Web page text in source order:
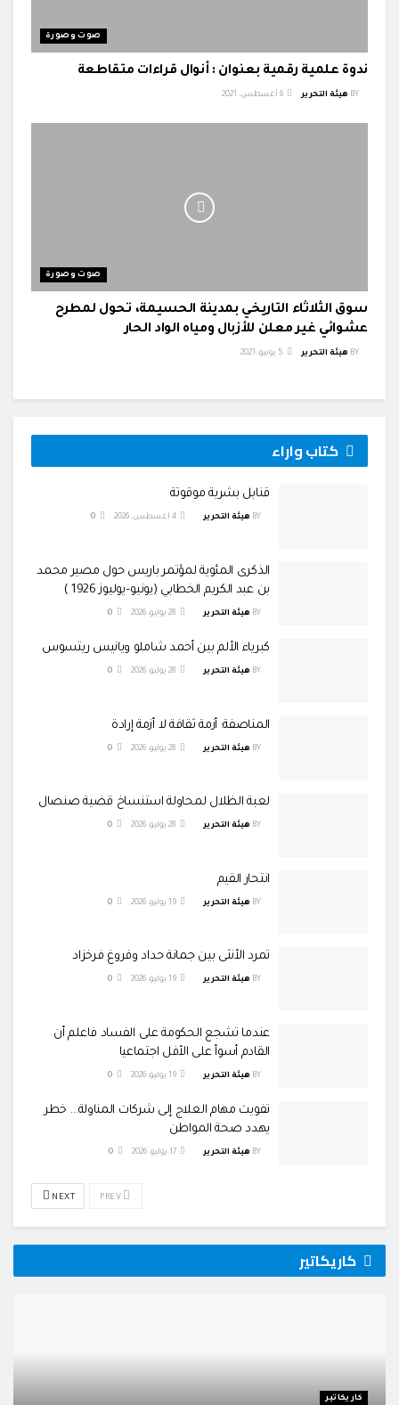
صوت وصورة
ندوة علمية رقمية بعنوان : أنوال قراءات متقاطعة
BY هيئة التحرير
صوت وصورة
سوق الثلاثاء التاريخي بمدينة الحسيمة، تحول لمطرح
عشوائي غير معلن للأزبال ومياه الواد الحار
BY هيئة التحرير
كتاب واراء
قنابل بشرية موقوتة
BY هيئة التحرير
الذكرى المئوية لمؤتمر باريس حول مصير محمد
بن عبد الكريم الخطابي (يونيو–يوليوز 1926 )
BY هيئة التحرير
كبرياء الألم بين أحمد شاملو ويانيس ريتسوس
BY هيئة التحرير
المناصفة: أزمة ثقافة لا أزمة إرادة
BY هيئة التحرير
لعبة الظلال لمحاولة استنساخ قضية صنصال
BY هيئة التحرير
انتحار القيم
BY هيئة التحرير
تمرد الأنثى بين جمانة حداد وفروغ فرخزاد
BY هيئة التحرير
عندما تشجع الحكومة على الفساد فاعلم أن
القادم أسوأ على الأفل اجتماعيا
BY هيئة التحرير
تفويت مهام العلاج إلى شركات المناولة… خطر
يهدد صحة المواطن
BY هيئة التحرير
PREV
NEXT
كاريكاتير
كاريكاتير